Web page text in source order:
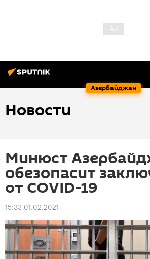
Азербайджан
Новости
Минюст
обезопасит
от COVID-19
15:33 01.02.2021